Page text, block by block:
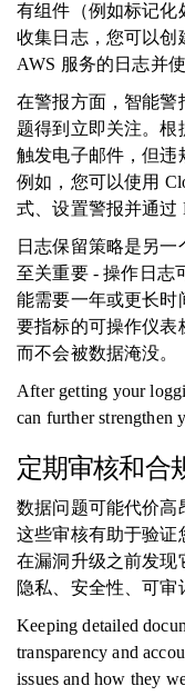
有组件（例如标记化
收集日志，您可以创
AWS 服务的日志并
在警报方面，智能警
题得到立即关注。根
触发电子邮件，但违
例如，您可以使用
式、设置警报并通过
日志保留策略是另
至关重要 - 操作日志
能需要一年或更长时
要指标的可操作仪表
而不会被数据淹没。
After getting your
can further strengthen
定期审核和合
数据问题可能代价高
这些审核有助于验证
在漏洞升级之前发现
隐私、安全性、可审
Keeping detailed
transparency and
issues and how they